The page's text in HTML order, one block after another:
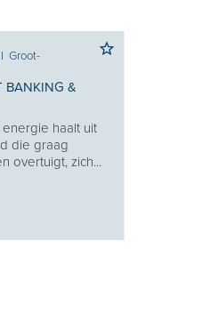
I Groot-
BANKING &
haalt uit
die graag
overtuigt, zich...